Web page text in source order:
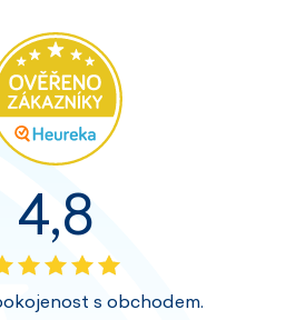
4,8
s obchodem.